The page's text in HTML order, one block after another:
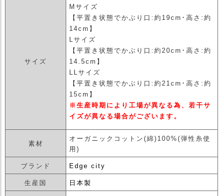
・
換
サイズ
Mサイズ
【平置き状態でかぶり口:約19cm･高さ:約
14cm】
Lサイズ
【平置き状態でかぶり口:約20cm･高さ:約
14.5cm】
LLサイズ
【平置き状態でかぶり口:約21cm･高さ:約
15cm】
※生産時期により工場が異なる為、若干サ
イズが異なる場合がございます。
素材
オーガニックコットン(綿)100%(弾性糸使
用)
ブランド Edge city
生産国 日本製